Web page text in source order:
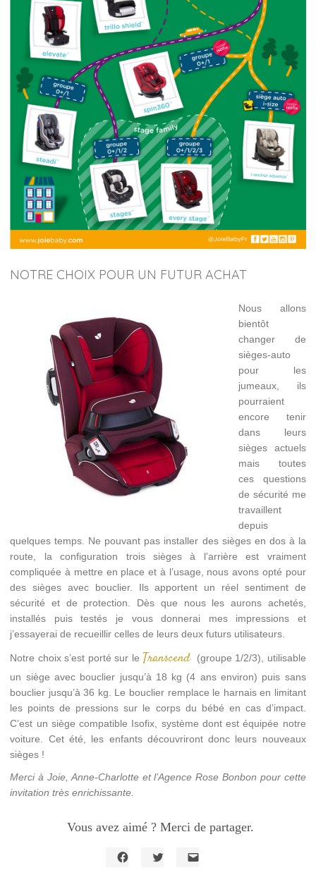
NOTRE CHOIX POUR UN FUTUR ACHAT
Nous allons
bientôt
changer de
sièges-auto
pour les
jumeaux, ils
pourraient
encore tenir
dans leurs
sièges actuels
mais toutes
ces questions
de sécurité me
travaillent
depuis
quelques temps. Ne pouvant pas installer des sièges en dos à la
route, la configuration trois sièges à l’arrière est vraiment
compliquée à mettre en place et à l’usage, nous avons opté pour
des sièges avec bouclier. Ils apportent un réel sentiment de
sécurité et de protection. Dès que nous les aurons achetés,
installés puis testés je vous donnerai mes impressions et
j’essayerai de recueillir celles de leurs deux futurs utilisateurs.
Notre choix s’est porté sur le Transcend(groupe 1/2/3), utilisable
un siège avec bouclier jusqu’à 18 kg (4 ans environ) puis sans
bouclier jusqu’à 36 kg. Le bouclier remplace le harnais en limitant
les points de pressions sur le corps du bébé en cas d’impact.
C’est un siège compatible Isofix, système dont est équipée notre
voiture. Cet été, les enfants découvriront donc leurs nouveaux
sièges !
Merci à Joie, Anne-Charlotte et l’Agence Rose Bonbon pour cette
invitation très enrichissante.
Vous avez aimé ? Merci de partager.